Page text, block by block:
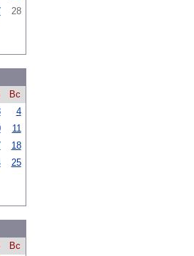
28
Вс
4
11
18
25
Вс